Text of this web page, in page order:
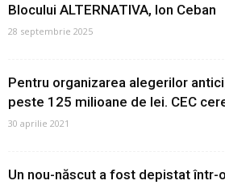
Blocului ALTERNATIVA, Ion Ceban
28 septembrie 2025
Pentru organizarea alegerilor
peste 125 milioane de lei. CEC
30 aprilie 2021
Un nou-născut a fost depistat într-